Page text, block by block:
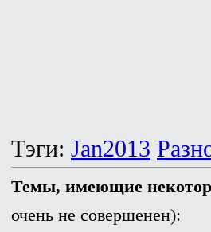
Тэги: Jan2013
Темы, имеющие
очень не совершенен):